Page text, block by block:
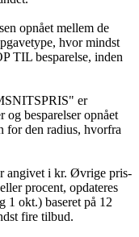
opnået mellem de
hvor mindst
TIL besparelse, inden
er
og besparelser opnået
for den radius, hvorfra
angivet i kr. Øvrige pris-
procent, opdateres
1 okt.) baseret på 12
fire tilbud.